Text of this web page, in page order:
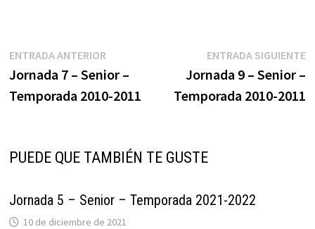
Navegación
de
entradas
ENTRADA ANTERIOREntrada
anterior:
Jornada 7 – Senior –
Temporada 2010-2011
ENTRADA SIGUIENTE
Jornada 9 – Senior –
Temporada 2010-2011
PUEDE QUE TAMBIÉN TE GUSTE
Jornada 5 – Senior – Temporada 2021-2022
10 de diciembre de 2021